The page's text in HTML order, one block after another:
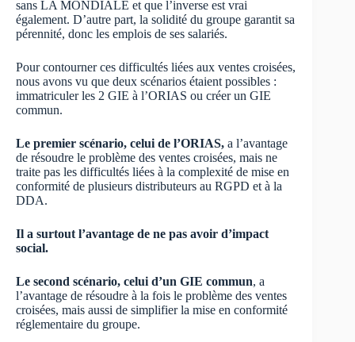
sans LA MONDIALE et que l’inverse est vrai
également. D’autre part, la solidité du groupe garantit sa
pérennité, donc les emplois de ses salariés.
Pour contourner ces difficultés liées aux ventes croisées,
nous avons vu que deux scénarios étaient possibles :
immatriculer les 2 GIE à l’ORIAS ou créer un GIE
commun.
Le premier scénario, celui de l’ORIAS, a l’avantage
de résoudre le problème des ventes croisées, mais ne
traite pas les difficultés liées à la complexité de mise en
conformité de plusieurs distributeurs au RGPD et à la
DDA.
Il a surtout l’avantage de ne pas avoir d’impact
social.
Le second scénario, celui d’un GIE commun, a
l’avantage de résoudre à la fois le problème des ventes
croisées, mais aussi de simplifier la mise en conformité
réglementaire du groupe.